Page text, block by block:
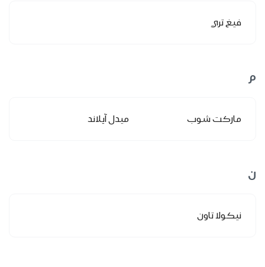
فيغ تري
م
ماركت شوب ميدل آيلاند
ن
نيكولا تاون